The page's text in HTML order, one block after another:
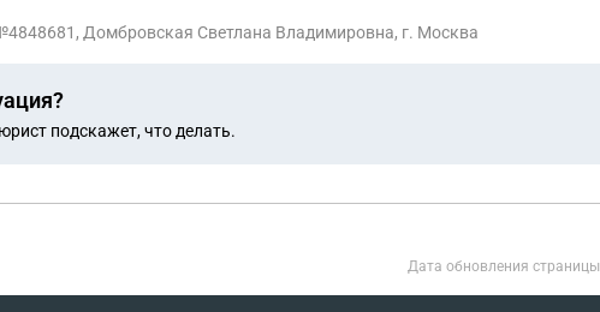
Домбровская Светлана Владимировна, г. Москва
подскажет, что делать.
Дата обновления страницы